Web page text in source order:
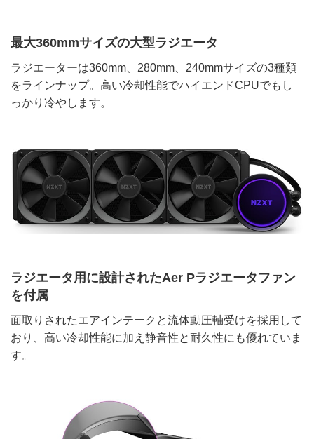
最大360mmサイズの大型ラジエータ
ラジエーターは360mm、280mm、240mmサイズの3種類
をラインナップ。高い冷却性能でハイエンドCPUでもし
っかり冷やします。
ラジエータ用に設計されたAer Pラジエータファン
を付属
面取りされたエアインテークと流体動圧軸受けを採用して
おり、高い冷却性能に加え静音性と耐久性にも優れていま
す。